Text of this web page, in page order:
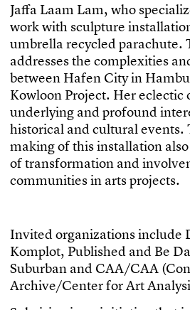
Jafa Laam Lam, who specializ
workwith sculpture installatio
umbrella recycledparachute.
addressesthe complexities an
between Hafen Cityin Hambu
Kowloon Project. Hereclectic
underlying andprofoundinter
historical andculturalevents.
makingofthisinstallation also
oftransformation andinvolve
communitiesin artsprojects.
Invitedorganizationsinclude
Komplot, Published and Be Da
Suburban and CAA/CAA (Con
Archive/CenterforArtAnalysi